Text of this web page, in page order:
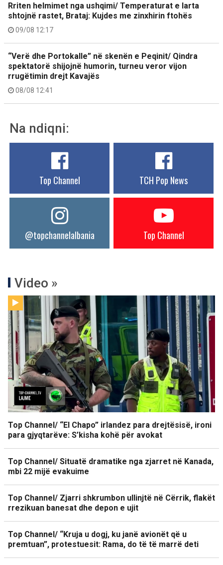
Rriten helmimet nga ushqimi/ Temperaturat e larta
shtojnë rastet, Brataj: Kujdes me zinxhirin ftohës
09/08 12:17
“Verë dhe Portokalle” në skenën e Peqinit/ Qindra
spektatorë shijojnë humorin, turneu veror vijon
rrugëtimin drejt Kavajës
08/08 12:41
Na ndiqni:
Top Channel TCH Pop News
@topchannelalbania Top Channel
Video »
Top Channel/ “El Chapo” irlandez para drejtësisë, ironi
para gjyqtarëve: S’kisha kohë për avokat
Top Channel/ Situatë dramatike nga zjarret në Kanada,
mbi 22 mijë evakuime
Top Channel/ Zjarri shkrumbon ullinjtë në Cërrik, flakët
rrezikuan banesat dhe depon e ujit
Top Channel/ “Kruja u dogj, ku janë avionët që u
premtuan”, protestuesit: Rama, do të të marrë deti